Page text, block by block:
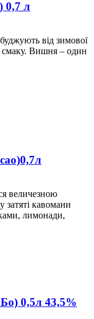
0,7 л
від зимової
смаку. Вишня – один
величезною
затяті кавомани
лимонади,
0,5л 43,5%